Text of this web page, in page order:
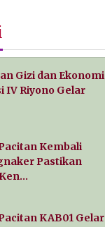
Gizi dan Ekonomi
IV Riyono Gelar
Kembali
Pastikan
KAB01 Gelar